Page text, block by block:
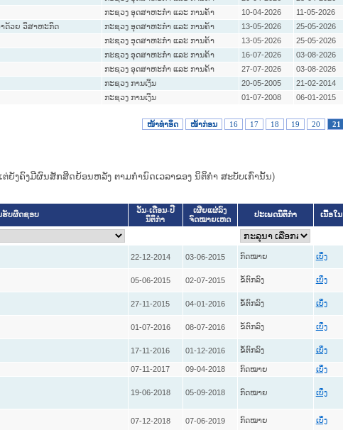
ກະຊວງ ອຸດສາຫະກຳ ແລະ ການຄ້າ 10-04-2026 11-05-2026
ດ້ວຍ ວິສາຫະກິດ ກະຊວງ ອຸດສາຫະກຳ ແລະ ການຄ້າ 13-05-2026 25-05-2026
ກະຊວງ ອຸດສາຫະກຳ ແລະ ການຄ້າ 13-05-2026 25-05-2026
ກະຊວງ ອຸດສາຫະກຳ ແລະ ການຄ້າ 16-07-2026 03-08-2026
ກະຊວງ ອຸດສາຫະກຳ ແລະ ການຄ້າ 27-07-2026 03-08-2026
ກະຊວງ ການເງິນ 20-05-2005 21-02-2014
ກະຊວງ ການເງິນ 01-07-2008 06-01-2015
ໜ້າທໍາອິດ ໜ້າກ່ອນ 16 17 18 19 20 21
ງຄົງມີຜົນສັກສິດຍ້ອນຫລັງ ຕາມກໍານົດເວລາຂອງ ນິຕິກໍາ ສະບັບເກົ່ານັ້ນ)
ຮັບຜິດຊອບ
ວັນ-ເດືອນ-ປີ
ນິຕິກໍາ
ເຜີຍແຜ່ລົງ
ຈົດໝາຍເຫດ
ປະເພດນິຕິກຳ ເນື້ອໃນ
22-12-2014 03-06-2015 ກົດໝາຍ ເບິ່ງ
05-06-2015 02-07-2015 ຂໍ້ຕົກລົງ ເບິ່ງ
27-11-2015 04-01-2016 ຂໍ້ຕົກລົງ ເບິ່ງ
01-07-2016 08-07-2016 ຂໍ້ຕົກລົງ ເບິ່ງ
17-11-2016 01-12-2016 ຂໍ້ຕົກລົງ ເບິ່ງ
07-11-2017 09-04-2018 ກົດໝາຍ ເບິ່ງ
19-06-2018 05-09-2018 ກົດໝາຍ ເບິ່ງ
07-12-2018 07-06-2019 ກົດໝາຍ ເບິ່ງ